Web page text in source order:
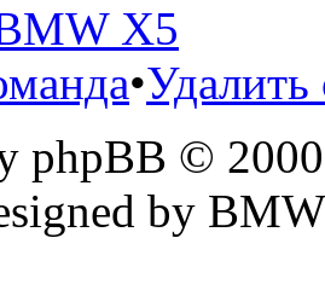
X5
•
phpBB ©
by